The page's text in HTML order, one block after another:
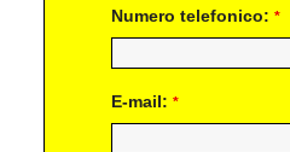
Numero telefonico: *
E-mail: *